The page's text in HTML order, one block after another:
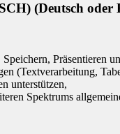
(Deutsch oder
Präsentieren
(Textverarbeitung,
unterstützen,
Spektrums